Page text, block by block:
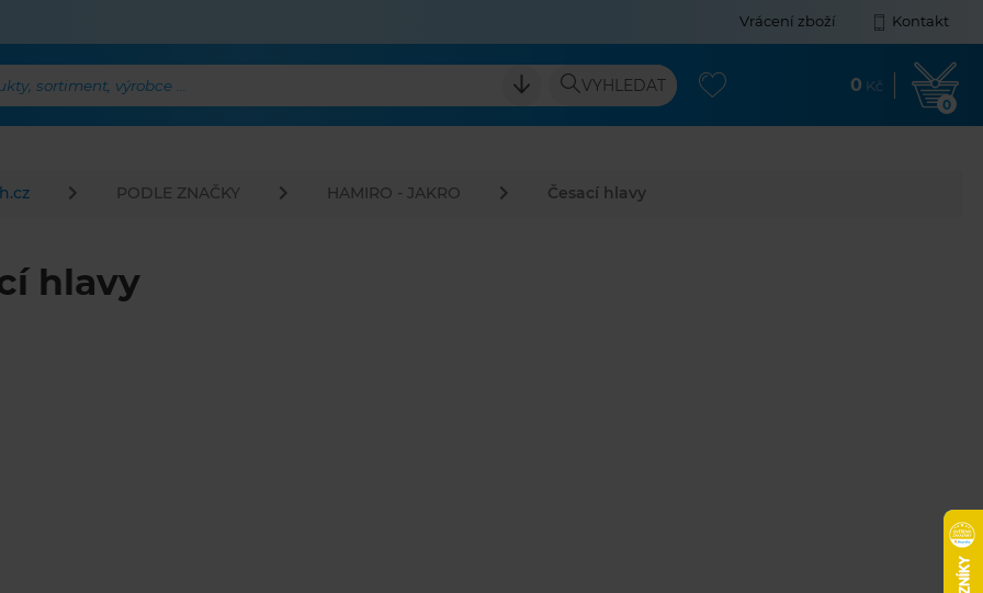
Vrácení zboží Kontakt
sortiment, výrobce ... VYHLEDAT 0 Kč
0
PODLE ZNAČKY HAMIRO - JAKRO Česací hlavy
hlavy